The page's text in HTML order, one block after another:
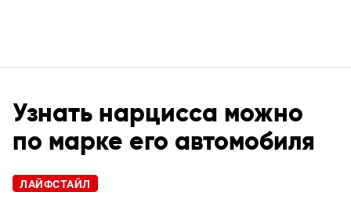
Узнать нарцисса можно
по марке его автомобиля
ЛАЙФСТАЙЛ